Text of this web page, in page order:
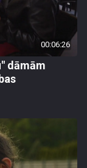
00:06:26
dāmām